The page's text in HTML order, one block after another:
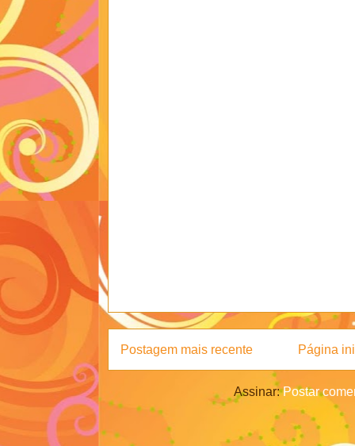
Postagem mais recente Página
Assinar:Postar